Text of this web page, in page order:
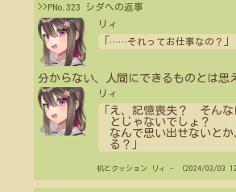
>>PNo.323 シダへの返事
リィ
……それってお仕事なの？
分からない、人間にできるものとは思
リィ
「え、記憶喪失？ そんな
とじゃないでしょ？
なんで思い出せないとか
る？」
机とクッション リィ - （2024/03/03